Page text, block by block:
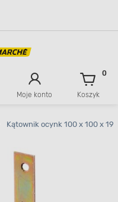
Moje konto Koszyk
0
Kątownik ocynk 100 x 100 x 19